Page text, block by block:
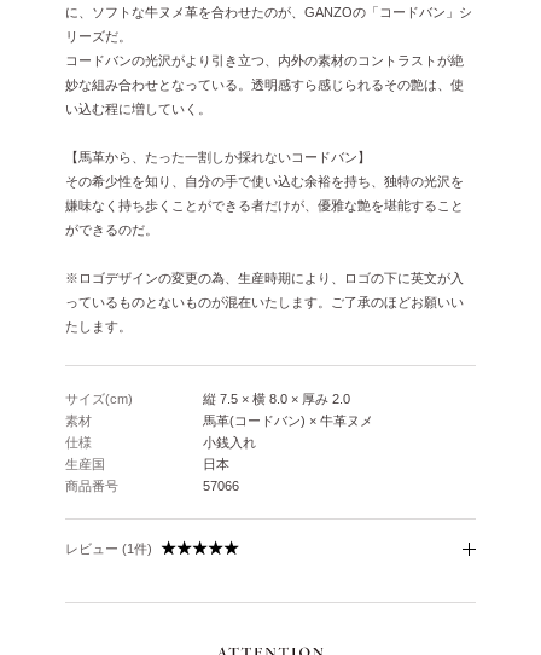
に、ソフトな牛ヌメ革を合わせたのが、GANZOの「コードバン」シ
リーズだ。
コードバンの光沢がより引き立つ、内外の素材のコントラストが絶
妙な組み合わせとなっている。透明感すら感じられるその艶は、使
い込む程に増していく。
【馬革から、たった一割しか採れないコードバン】
その希少性を知り、自分の手で使い込む余裕を持ち、独特の光沢を
嫌味なく持ち歩くことができる者だけが、優雅な艶を堪能すること
ができるのだ。
※ロゴデザインの変更の為、生産時期により、ロゴの下に英文が入
っているものとないものが混在いたします。ご了承のほどお願いい
たします。
サイズ(cm)
縦 7.5 × 横 8.0 × 厚み 2.0
素材
馬革(コードバン) × 牛革ヌメ
仕様
小銭入れ
生産国
日本
商品番号
57066
レビュー (1件)